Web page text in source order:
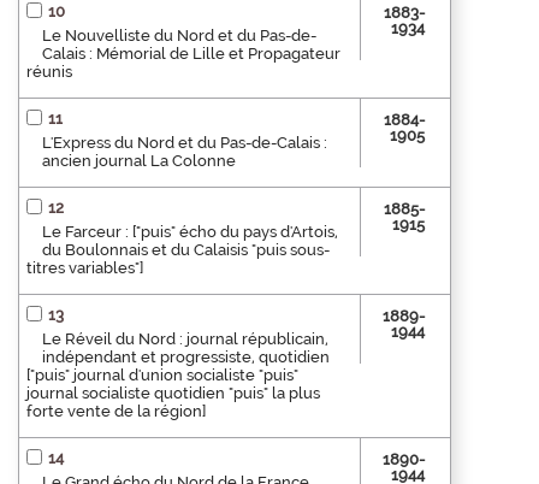
10
Le Nouvelliste du Nord et du Pas-de-
Calais : Mémorial de Lille et Propagateur
réunis
1883-
1934
11
L'Express du Nord et du Pas-de-Calais :
ancien journal La Colonne
1884-
1905
12
Le Farceur : ["puis" écho du pays d'Artois,
du Boulonnais et du Calaisis "puis sous-
titres variables"]
1885-
1915
13
Le Réveil du Nord : journal républicain,
indépendant et progressiste, quotidien
["puis" journal d'union socialiste "puis"
journal socialiste quotidien "puis" la plus
forte vente de la région]
1889-
1944
14
1890-
1944